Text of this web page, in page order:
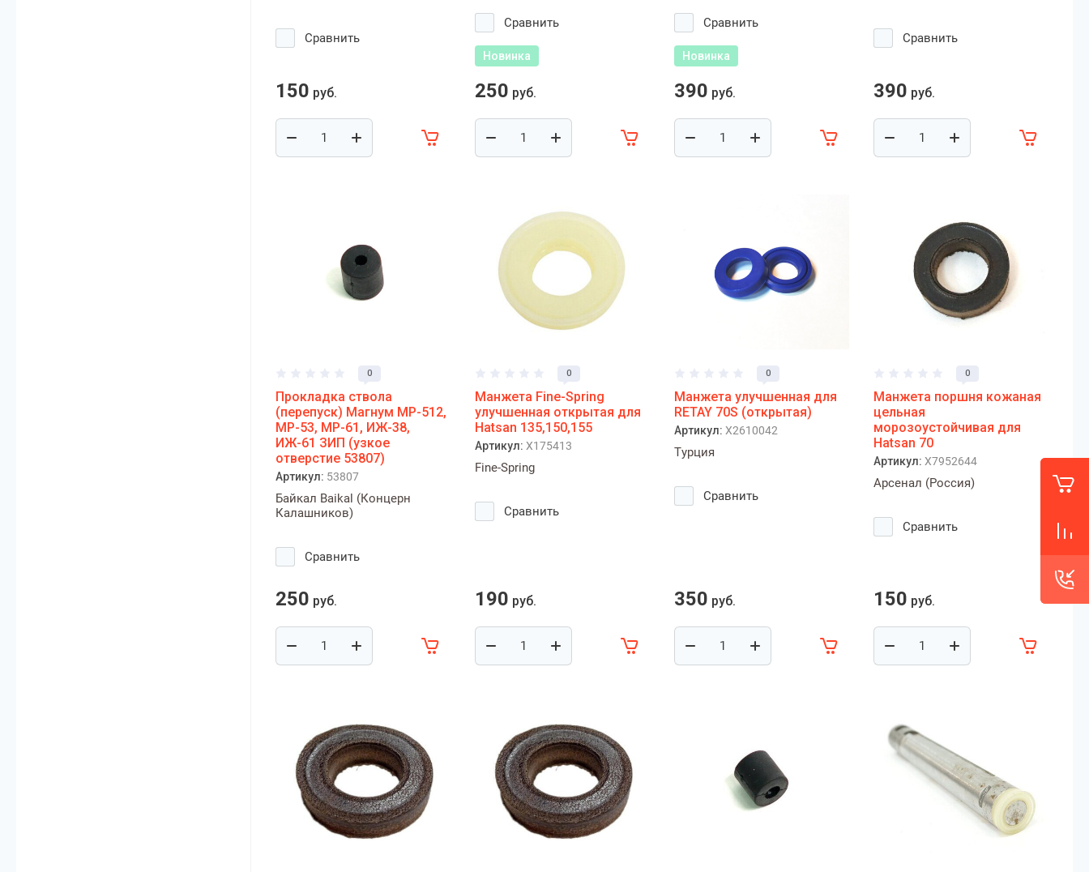
Сравнить
150 руб.
Сравнить
Новинка
250 руб.
Сравнить
Новинка
390 руб.
Сравнить
390 руб.
0
Прокладка ствола
(перепуск) Магнум МР-512,
МР-53, МР-61, ИЖ-38,
ИЖ-61 ЗИП (узкое
отверстие 53807)
Артикул: 53807
Байкал Baikal (Концерн
Калашников)
Сравнить
250 руб.
0
Манжета Fine-Spring
улучшенная открытая для
Hatsan 135,150,155
Артикул: X175413
Fine-Spring
Сравнить
190 руб.
0
Манжета улучшенная для
RETAY 70S (открытая)
Артикул: X2610042
Турция
Сравнить
350 руб.
0
Манжета поршня кожаная
цельная
морозоустойчивая для
Hatsan 70
Артикул: X7952644
Арсенал (Россия)
Сравнить
150 руб.